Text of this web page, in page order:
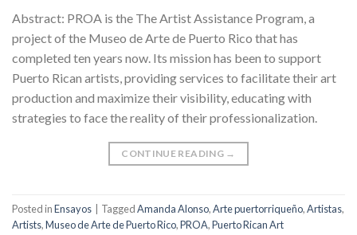
Abstract: PROA is the The Artist Assistance Program, a
project of the Museo de Arte de Puerto Rico that has
completed ten years now. Its mission has been to support
Puerto Rican artists, providing services to facilitate their art
production and maximize their visibility, educating with
strategies to face the reality of their professionalization.
CONTINUE READING →
Posted inEnsayos TaggedAmanda Alonso,Arte puertorriqueño,Artistas,
Artists,Museo de Arte de Puerto Rico,PROA,Puerto Rican Art